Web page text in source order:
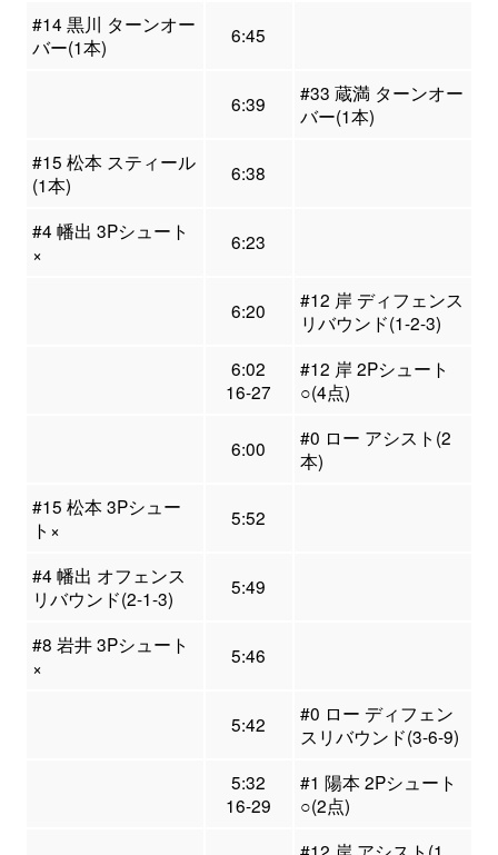
#14 黒川 ターンオー
バー(1本)
6:45
6:39
#33 蔵満 ターンオー
バー(1本)
#15 松本 スティール
(1本)
6:38
#4 幡出 3Pシュート
×
6:23
6:20
#12 岸 ディフェンス
リバウンド(1-2-3)
6:02
16-27
#12 岸 2Pシュート
○(4点)
6:00
#0 ロー アシスト(2
本)
#15 松本 3Pシュー
ト×
5:52
#4 幡出 オフェンス
リバウンド(2-1-3)
5:49
#8 岩井 3Pシュート
×
5:46
5:42
#0 ロー ディフェン
スリバウンド(3-6-9)
5:32
16-29
#1 陽本 2Pシュート
○(2点)